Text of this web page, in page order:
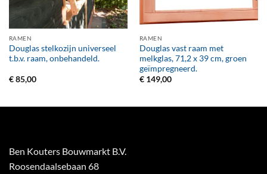
RAMEN
Douglas stelkozijn universeel
t.b.v. raam, onbehandeld.
€85,00
RAMEN
Douglas vast raam met
melkglas, 71,2 x 39 cm, groen
geïmpregneerd.
€149,00
Ben Kouters Bouwmarkt B.V.
Roosendaalsebaan 68